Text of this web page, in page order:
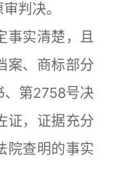
判决。
实清楚，且
案、商标部分
、第2758号决
证，证据充分
院查明的事实